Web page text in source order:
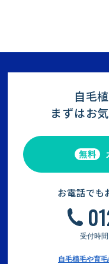
自毛
まずはお
無料
お電話でも
受付時
自毛植毛や育